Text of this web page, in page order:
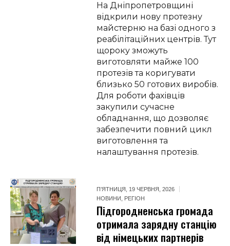
На Дніпропетровщині
відкрили нову протезну
майстерню на базі одного з
реабілітаційних центрів. Тут
щороку зможуть
виготовляти майже 100
протезів та коригувати
близько 50 готових виробів.
Для роботи фахівців
закупили сучасне
обладнання, що дозволяє
забезпечити повний цикл
виготовлення та
налаштування протезів.
П’ЯТНИЦЯ, 19 ЧЕРВНЯ, 2026
НОВИНИ
РЕГІОН
Підгородненська громада
отримала зарядну станцію
від німецьких партнерів